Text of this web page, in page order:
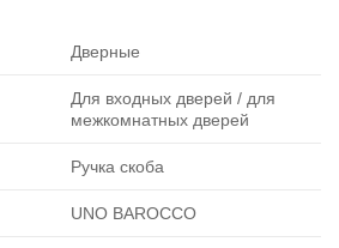
Дверные
Для входных дверей / для
межкомнатных дверей
Ручка скоба
UNO BAROCCO